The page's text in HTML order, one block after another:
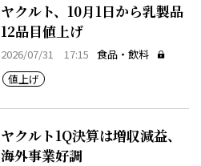
ヤクルト、10月1日から乳製品
12品目値上げ
2026/07/31 17:15 食品・飲料
値上げ
ヤクルト1Q決算は増収減益、
海外事業好調